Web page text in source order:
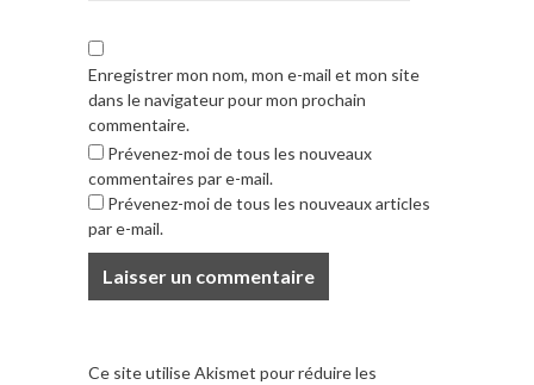
Enregistrer mon nom, mon e-mail et mon site
dans le navigateur pour mon prochain
commentaire.
Prévenez-moi de tous les nouveaux
commentaires par e-mail.
Prévenez-moi de tous les nouveaux articles
par e-mail.
Ce site utilise Akismet pour réduire les